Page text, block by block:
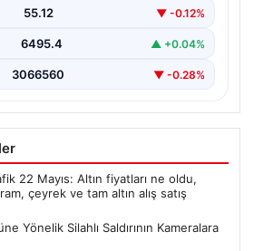
55.12 ▼ -0.12%
6495.4 ▲ +0.04%
3066560 ▼ -0.28%
22 Mayıs: Altın fiyatları ne oldu,
çeyrek ve tam altın alış satış
Yönelik Silahlı Saldırının Kameralara